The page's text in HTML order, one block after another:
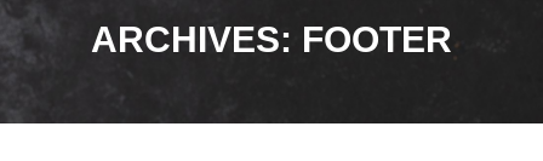
ARCHIVES: FOOTER